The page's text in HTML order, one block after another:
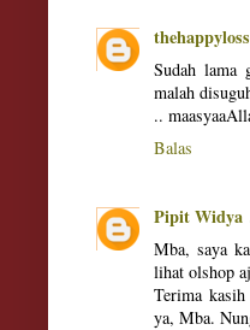
thehappyloss
Sudah lama
malah
..
Balas
Pipit Widya
Mba, saya
lihat olshop
Terima
ya, Mba.